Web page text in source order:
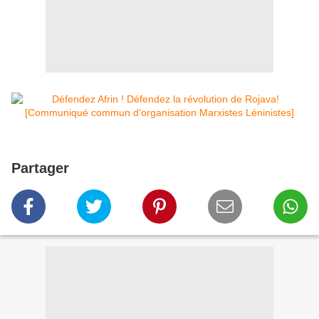
Partager